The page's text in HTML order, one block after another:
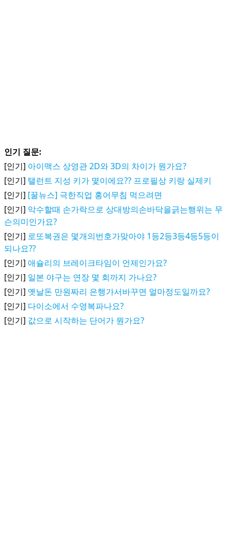
인기 질문:
[인기] 아이맥스 상영관 2D와 3D의 차이가 뭔가요?
[인기] 탤런트 지성 키가 몇이에요?? 프로필상 키랑 실제키
[인기] [꿀뉴스] 극한직업 홍어무침 먹으려면
[인기] 악수할때 손가락으로 상대방의손바닥을긁는행위는 무
슨의미인가요?
[인기] 로또복권은 몇개의번호가맞아야 1등2등3등4등5등이
되나요??
[인기] 애슐리의 브레이크타임이 언제인가요?
[인기] 일본 야구는 연장 몇 회까지 가나요?
[인기] 옛날돈 만원짜리 은행가서바꾸면 얼마정도일까요?
[인기] 다이소에서 수영복파나요?
[인기] 값으로 시작하는 단어가 뭔가요?